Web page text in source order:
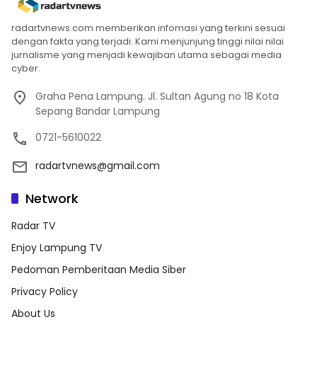
radartvnews.com memberikan infomasi yang terkini sesuai
dengan fakta yang terjadi. Kami menjunjung tinggi nilai nilai
jurnalisme yang menjadi kewajiban utama sebagai media
cyber.
Graha Pena Lampung. Jl. Sultan Agung no 18 Kota
Sepang Bandar Lampung
0721-5610022
radartvnews@gmail.com
Network
Radar TV
Enjoy Lampung TV
Pedoman Pemberitaan Media Siber
Privacy Policy
About Us